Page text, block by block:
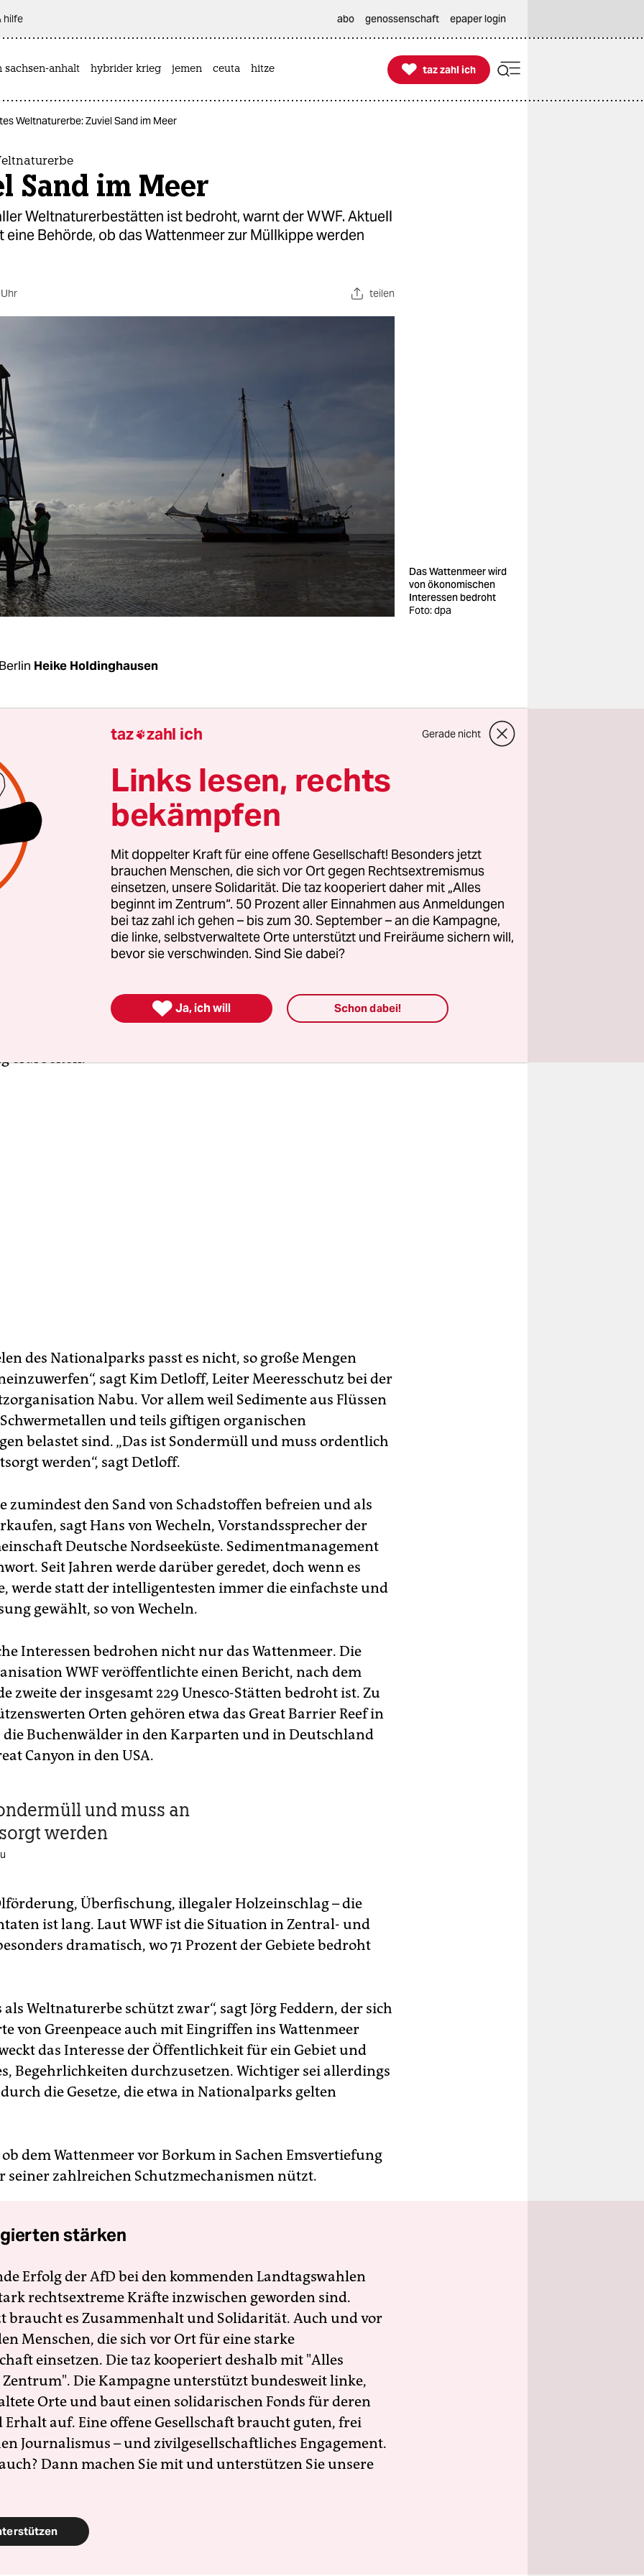
hilfe abo genossenschaft epaper login
sachsen-anhalt hybrider krieg jemen ceuta hitze 
taz zahl ich
taz zahl ich
Weltnaturerbe: Zuviel Sand im Meer
Sand im Meer
Weltnaturerbestätten ist bedroht, warnt der WWF. Aktuell
eine Behörde, ob das Wattenmeer zur Müllkippe werden
teilen
Das Wattenmeer wird
von ökonomischen
Interessen bedroht
Foto: dpa
Heike Holdinghausen
oben Schlick rieselt, haben Seegraswiesen, Miesmuscheln
ein Problem. Wie eine dünne Decke legt sich das
Zeug auf Tiere und Pflanzen und stört sie beim Atmen,
Fressen. Im streng geschützten Nationalpark Wattenmeer
von Sand und Schlick daher verboten – und auch
als Weltnaturerbe der Unesco widerspricht die Nutzung
Landesbetrieb für Küstenschutz (NLWKN) muss
darüber entscheiden, ob in der Region 2,3 Millionen
Sand und Schlick abgeladen werden dürfen. Den Antrag
die Niederlande gestellt. Sie möchten die ohnehin durch
Nordsee vertiefen, damit schwere Kohlefrachter das
erreichen können. Am Mittwoch informierte
erarbeiten.
des Nationalparks passt es nicht, so große Mengen
sagt Kim Detloff, Leiter Meeresschutz bei der
Nabu. Vor allem weil Sedimente aus Flüssen
und teils giftigen organischen
belastet sind. „Das ist Sondermüll und muss ordentlich
werden“, sagt Detloff.
zumindest den Sand von Schadstoffen befreien und als
sagt Hans von Wecheln, Vorstandssprecher der
Deutsche Nordseeküste. Sedimentmanagement
Seit Jahren werde darüber geredet, doch wenn es
werde statt der intelligentesten immer die einfachste und
gewählt, so von Wecheln.
Interessen bedrohen nicht nur das Wattenmeer. Die
WWF veröffentlichte einen Bericht, nach dem
zweite der insgesamt 229 Unesco-Stätten bedroht ist. Zu
Orten gehören etwa das Great Barrier Reef in
Buchenwälder in den Karparten und in Deutschland
Canyon in den USA.
und muss an
werden
Überfischung, illegaler Holzeinschlag – die
ist lang. Laut WWF ist die Situation in Zentral- und
dramatisch, wo 71 Prozent der Gebiete bedroht
als Weltnaturerbe schützt zwar“, sagt Jörg Feddern, der sich
von Greenpeace auch mit Eingriffen ins Wattenmeer
das Interesse der Öffentlichkeit für ein Gebiet und
Begehrlichkeiten durchzusetzen. Wichtiger sei allerdings
die Gesetze, die etwa in Nationalparks gelten
dem Wattenmeer vor Borkum in Sachen Emsvertiefung
seiner zahlreichen Schutzmechanismen nützt.
stärken
Erfolg der AfD bei den kommenden Landtagswahlen
rechtsextreme Kräfte inzwischen geworden sind.
braucht es Zusammenhalt und Solidarität. Auch und vor
Menschen, die sich vor Ort für eine starke
einsetzen. Die taz kooperiert deshalb mit "Alles
Die Kampagne unterstützt bundesweit linke,
Orte und baut einen solidarischen Fonds für deren
Erhalt auf. Eine offene Gesellschaft braucht guten, frei
Journalismus – und zivilgesellschaftliches Engagement.
Dann machen Sie mit und unterstützen Sie unsere
taz zahl ich Gerade nicht
Links lesen, rechts
bekämpfen
Mit doppelter Kraft für eine offene Gesellschaft! Besonders jetzt
brauchen Menschen, die sich vor Ort gegen Rechtsextremismus
einsetzen, unsere Solidarität. Die taz kooperiert daher mit „Alles
beginnt im Zentrum“. 50 Prozent aller Einnahmen aus Anmeldungen
bei taz zahl ich gehen – bis zum 30. September – an die Kampagne,
die linke, selbstverwaltete Orte unterstützt und Freiräume sichern will,
bevor sie verschwinden. Sind Sie dabei?
 Ja, ich will Schon dabei!